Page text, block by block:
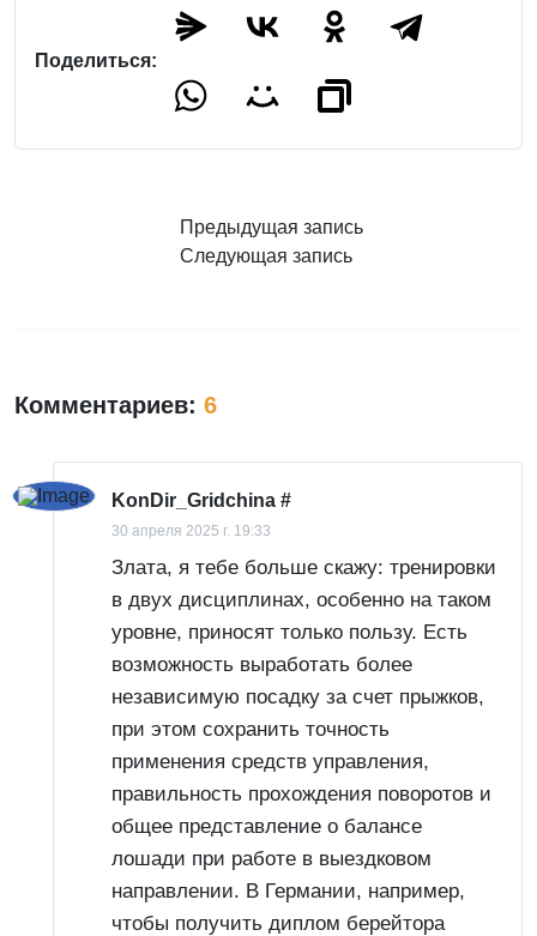
Поделиться:
Предыдущая запись
Следующая запись
Комментариев: 6
KonDir_Gridchina #
30 апреля 2025 г. 19:33
Злата, я тебе больше скажу: тренировки
в двух дисциплинах, особенно на таком
уровне, приносят только пользу. Есть
возможность выработать более
независимую посадку за счет прыжков,
при этом сохранить точность
применения средств управления,
правильность прохождения поворотов и
общее представление о балансе
лошади при работе в выездковом
направлении. В Германии, например,
чтобы получить диплом берейтора